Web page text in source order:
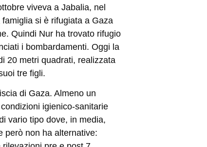
viveva a Jabalia, nel
si è rifugiata a Gaza
Quindi Nur ha trovato rifugio
i bombardamenti. Oggi la
20 metri quadrati, realizzata
tre figli.
di Gaza. Almeno un
igienico-sanitarie
vario tipo dove, in media,
però non ha alternative: